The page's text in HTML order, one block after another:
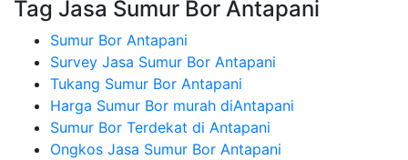
Tag Jasa Sumur Bor Antapani
Sumur Bor Antapani
Survey Jasa Sumur Bor Antapani
Tukang Sumur Bor Antapani
Harga Sumur Bor murah diAntapani
Sumur Bor Terdekat di Antapani
Ongkos Jasa Sumur Bor Antapani